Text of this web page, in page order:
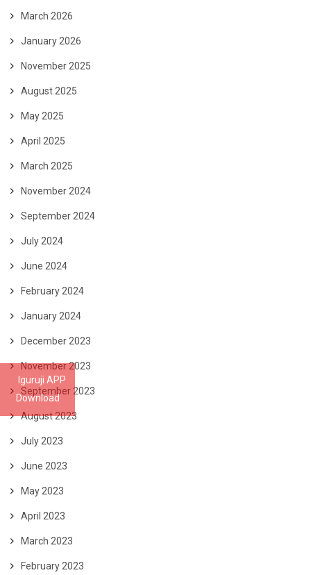
Iguruji APP
Download
March 2026
January 2026
November 2025
August 2025
May 2025
April 2025
March 2025
November 2024
September 2024
July 2024
June 2024
February 2024
January 2024
December 2023
November 2023
September 2023
August 2023
July 2023
June 2023
May 2023
April 2023
March 2023
February 2023